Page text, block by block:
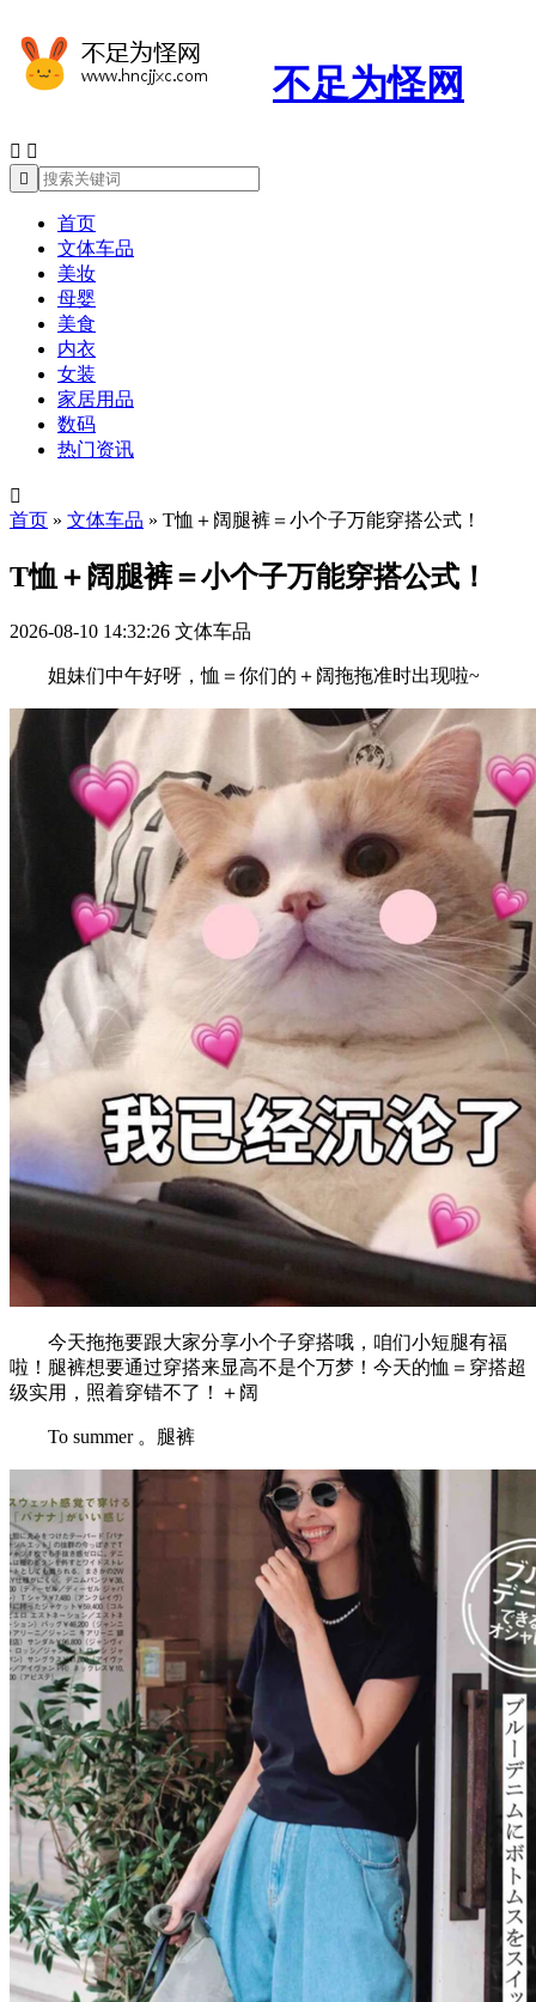
不足为怪网
 

首页
文体车品
美妆
母婴
美食
内衣
女装
家居用品
数码
热门资讯

首页 » 文体车品 » T恤＋阔腿裤＝小个子万能穿搭公式！
T恤＋阔腿裤＝小个子万能穿搭公式！
2026-08-10 14:32:26 文体车品
姐妹们中午好呀，恤＝你们的＋阔拖拖准时出现啦~
今天拖拖要跟大家分享小个子穿搭哦，咱们小短腿有福
啦！腿裤想要通过穿搭来显高不是个万梦！今天的恤＝穿搭超
级实用，照着穿错不了！＋阔
To summer 。腿裤